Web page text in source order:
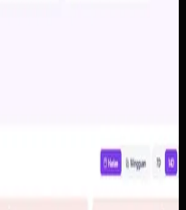
mutasi, alert stok
sistem yang mudah